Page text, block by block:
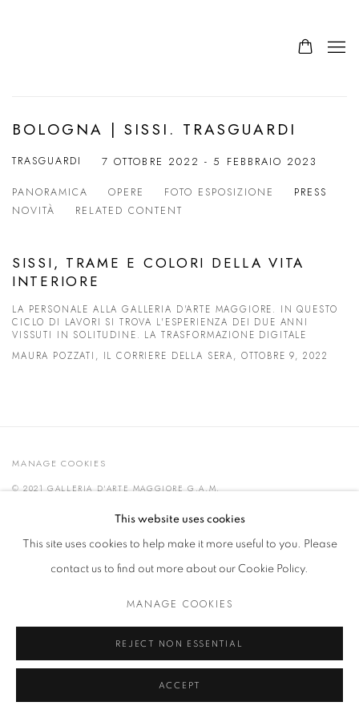
BOLOGNA | SISSI. TRASGUARDI
TRASGUARDI 7 OTTOBRE 2022 - 5 FEBBRAIO 2023
PANORAMICA OPERE FOTO ESPOSIZIONE
PRESS
NOVITÀ
RELATED CONTENT
SISSI, TRAME E COLORI DELLA VITA
INTERIORE
LA PERSONALE ALLA GALLERIA D'ARTE MAGGIORE. IN QUESTO
CICLO DI LAVORI SI TROVA L'ESPERIENZA DEI DUE ANNI
VISSUTI IN SOLITUDINE. LA TRASFORMAZIONE DIGITALE
MAURA POZZATI, IL CORRIERE DELLA SERA, OTTOBRE 9, 2022
MANAGE COOKIES
© 2021 GALLERIA D'ARTE MAGGIORE G.A.M.
SITO CREATO DA ARTLOGICThis website uses cookies
This site uses cookies to help make it more useful to you. Please
contact us to find out more about our Cookie Policy.
MANAGE COOKIES
REJECT NON ESSENTIAL
ACCEPT